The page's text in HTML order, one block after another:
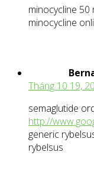
minocycline
minocycline
Tháng 10 19,
semaglutide
http://
generic
rybelsus